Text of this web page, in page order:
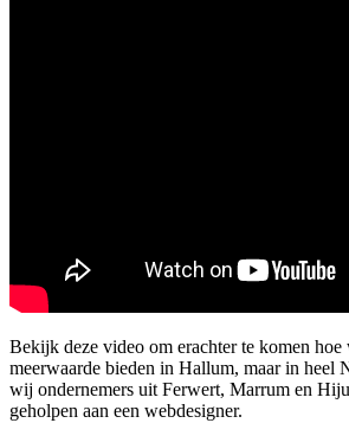
Bekijk deze video om erachter te komen hoe
meerwaarde bieden in Hallum, maar in heel
wij ondernemers uit Ferwert, Marrum en
geholpen aan een webdesigner.